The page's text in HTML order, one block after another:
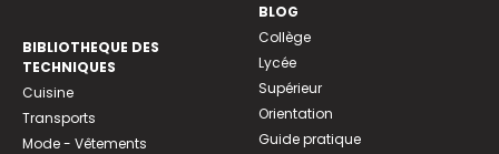
BIBLIOTHEQUE DES
TECHNIQUES
Cuisine
Transports
Mode - Vêtements
BLOG
Collège
Lycée
Supérieur
Orientation
Guide pratique